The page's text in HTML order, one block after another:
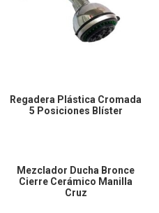
Regadera Plástica Cromada
5 Posiciones Blíster
Mezclador Ducha Bronce
Cierre Cerámico Manilla
Cruz